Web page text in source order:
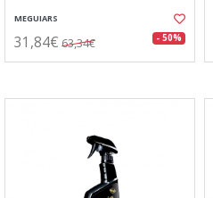
MEGUIARS
31,84€ 63,34€ - 50%